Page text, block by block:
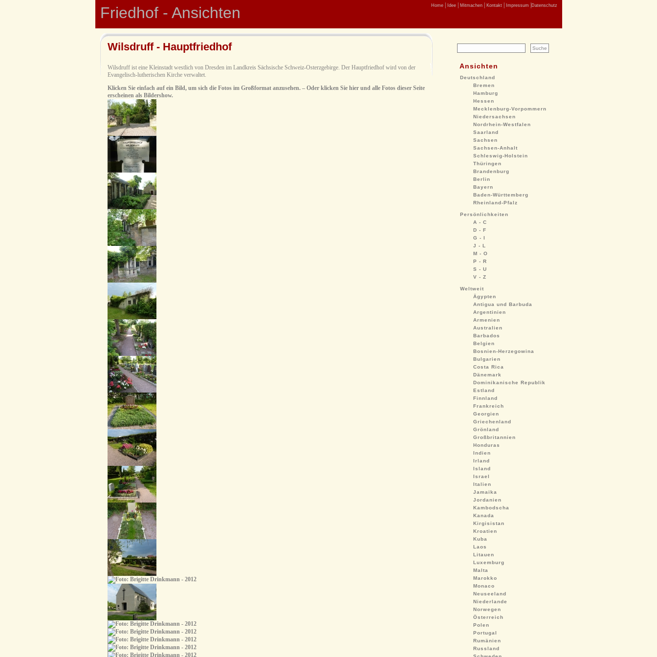
Friedhof - Ansichten Home Idee Mitmachen Kontakt Impressum Datenschutz
Wilsdruff - Hauptfriedhof
Wilsdruff ist eine Kleinstadt westlich von Dresden im Landkreis Sächsische Schweiz-Osterzgebirge. Der Hauptfriedhof wird von der
Evangelisch-lutherischen Kirche verwaltet.
Klicken Sie einfach auf ein Bild, um sich die Fotos im Großformat anzusehen. – Oder klicken Sie hier und alle Fotos dieser Seite
erscheinen als Bildershow.
Ansichten
Deutschland
Bremen
Hamburg
Hessen
Mecklenburg-Vorpommern
Niedersachsen
Nordrhein-Westfalen
Saarland
Sachsen
Sachsen-Anhalt
Schleswig-Holstein
Thüringen
Brandenburg
Berlin
Bayern
Baden-Württemberg
Rheinland-Pfalz
Persönlichkeiten
A - C
D - F
G - I
J - L
M - O
P - R
S - U
V - Z
Weltweit
Ägypten
Antigua und Barbuda
Argentinien
Armenien
Australien
Barbados
Belgien
Bosnien-Herzegowina
Bulgarien
Costa Rica
Dänemark
Dominikanische Republik
Estland
Finnland
Frankreich
Georgien
Griechenland
Grönland
Großbritannien
Honduras
Indien
Irland
Island
Israel
Italien
Jamaika
Jordanien
Kambodscha
Kanada
Kirgisistan
Kroatien
Kuba
Laos
Litauen
Luxemburg
Malta
Marokko
Monaco
Neuseeland
Niederlande
Norwegen
Österreich
Polen
Portugal
Rumänien
Russland